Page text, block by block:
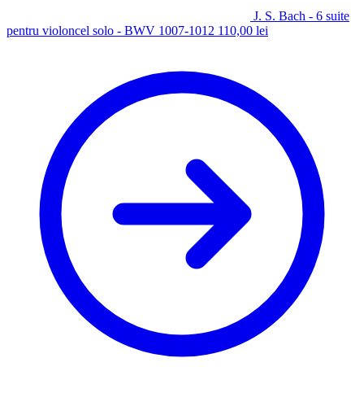
J. S. Bach - 6 suite
pentru violoncel solo - BWV 1007-1012 110,00 lei